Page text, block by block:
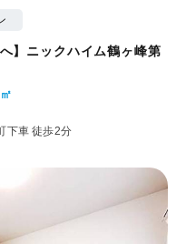
】ニックハイム鶴ヶ峰第
下車 徒歩2分